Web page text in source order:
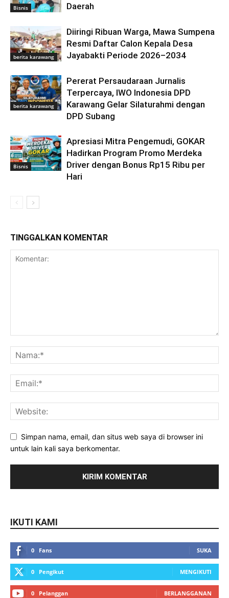
Bisnis
Daerah
berita karawang
Diiringi Ribuan Warga, Mawa Sumpena
Resmi Daftar Calon Kepala Desa
Jayabakti Periode 2026–2034
berita karawang
Pererat Persaudaraan Jurnalis
Terpercaya, IWO Indonesia DPD
Karawang Gelar Silaturahmi dengan
DPD Subang
Bisnis
Apresiasi Mitra Pengemudi, GOKAR
Hadirkan Program Promo Merdeka
Driver dengan Bonus Rp15 Ribu per
Hari
TINGGALKAN KOMENTAR
Simpan nama, email, dan situs web saya di browser ini
untuk lain kali saya berkomentar.
IKUTI KAMI
0 Fans SUKA
0 Pengikut MENGIKUTI
0 Pelanggan BERLANGGANAN